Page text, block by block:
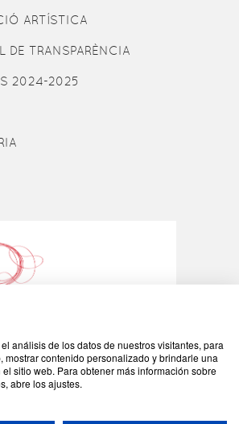
ARTÍSTICA
DE TRANSPARÈNCIA
2024-2025
©2026 - Tots els drets reservats
JONC - C/Padilla 155
análisis de los datos de nuestros visitantes, para
mostrar contenido personalizado y brindarle una
sitio web. Para obtener más información sobre
abre los ajustes.